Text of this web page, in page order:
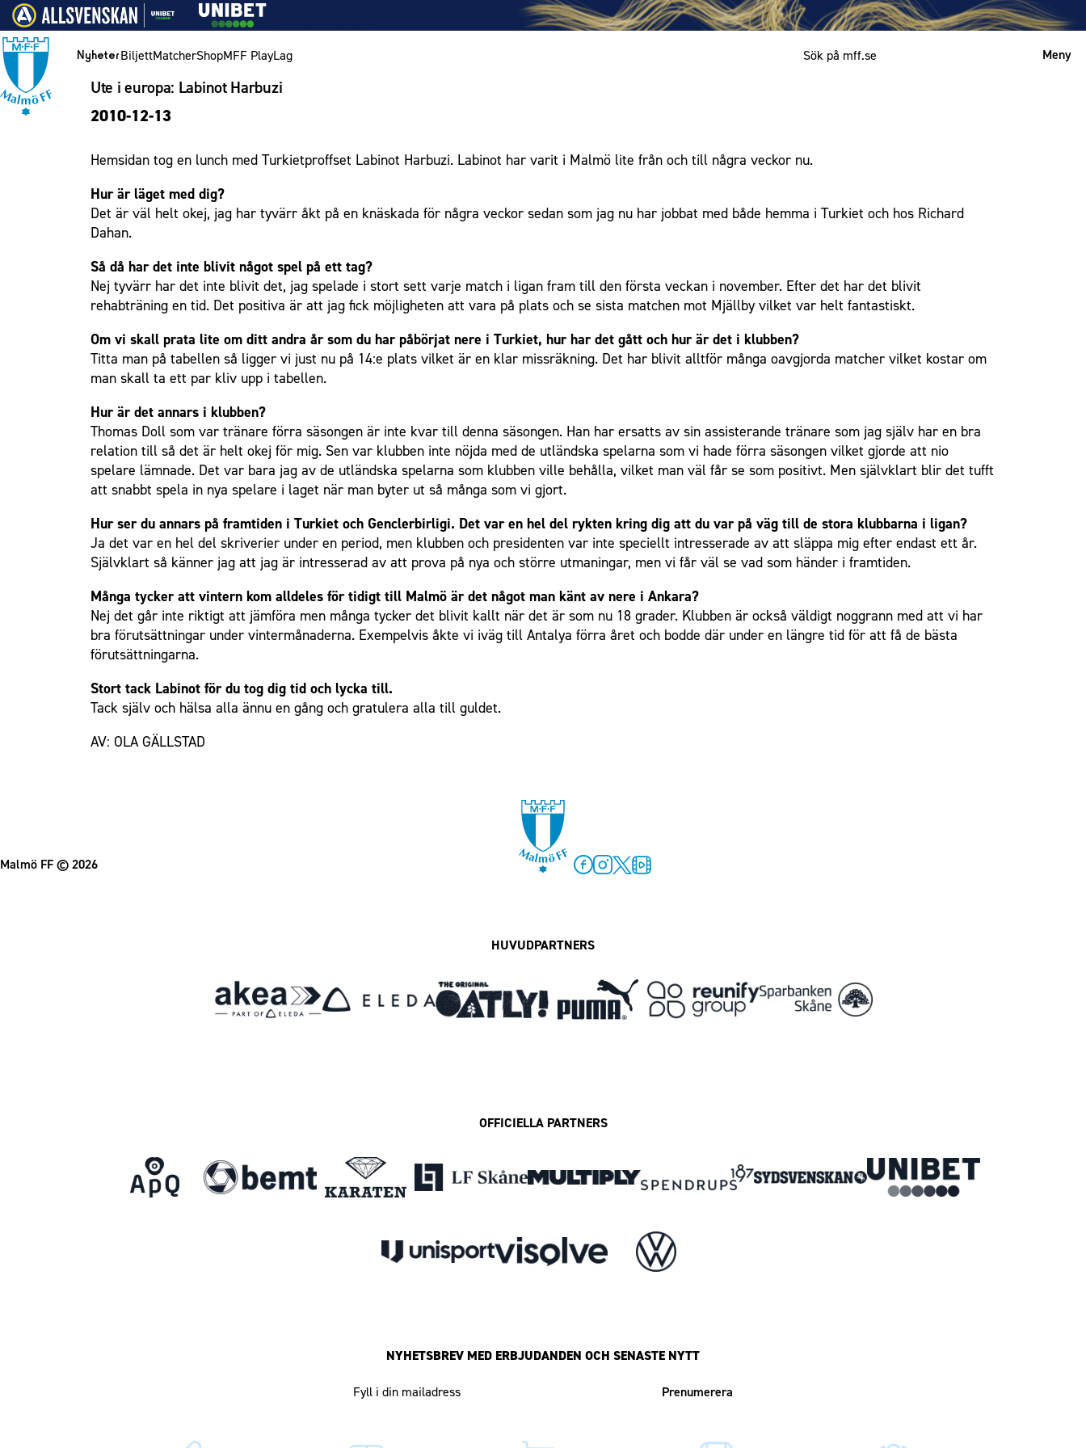
Vidare till innehållet
NyheterBiljettMatcherShopMFF PlayLag Meny
Nyheter
Nyheter
Kalender
Biljett
Årskort herr
Mitt MFF
Biljetter till bortamatcher
Biljettvillkor
Lag och spelare
Lag
Herrlaget
Ledarstab
Damlaget
Spelare
Medlem
Medlemskap i Malmö FF
Årsmöte 2026
MFF Ungdom
Sommarfotboll
Fotbollsskolan
Fotbollsnätverket
P19
P17
F17
Bli företagspartner
Nätverket
Partner dam
Eleda Stadion
Eleda Stadion
Erics Bar & Restaurang
MFF-museet & rundvandringar
1910 Event
Fest & Event
Möte
Mässa
Sommarfest
Inspiration
Vanliga frågor om 1910 Event
Hållbarhet
Hållbarhet
Himmelsblå framtid – en match för miljön
Laget för alla
Nattfotboll
Himmelsblå Tillsammans
Grundskolefotboll mot rasismer
Skolakademier
Om Malmö FF
Om Malmö FF
Kontakt
Historik – herrlaget
Historik – damlaget
Närstående organisationer
Personuppgiftspolicy
Ute i europa: Labinot Harbuzi
2010-12-13
Hemsidan tog en lunch med Turkietproffset Labinot Harbuzi. Labinot har varit i Malmö lite från och till några veckor nu.
Hur är läget med dig?
Det är väl helt okej, jag har tyvärr åkt på en knäskada för några veckor sedan som jag nu har jobbat med både hemma i Turkiet och hos Richard
Dahan.
Så då har det inte blivit något spel på ett tag?
Nej tyvärr har det inte blivit det, jag spelade i stort sett varje match i ligan fram till den första veckan i november. Efter det har det blivit
rehabträning en tid. Det positiva är att jag fick möjligheten att vara på plats och se sista matchen mot Mjällby vilket var helt fantastiskt.
Om vi skall prata lite om ditt andra år som du har påbörjat nere i Turkiet, hur har det gått och hur är det i klubben?
Titta man på tabellen så ligger vi just nu på 14:e plats vilket är en klar missräkning. Det har blivit alltför många oavgjorda matcher vilket kostar om
man skall ta ett par kliv upp i tabellen.
Hur är det annars i klubben?
Thomas Doll som var tränare förra säsongen är inte kvar till denna säsongen. Han har ersatts av sin assisterande tränare som jag själv har en bra
relation till så det är helt okej för mig. Sen var klubben inte nöjda med de utländska spelarna som vi hade förra säsongen vilket gjorde att nio
spelare lämnade. Det var bara jag av de utländska spelarna som klubben ville behålla, vilket man väl får se som positivt. Men självklart blir det tufft
att snabbt spela in nya spelare i laget när man byter ut så många som vi gjort.
Hur ser du annars på framtiden i Turkiet och Genclerbirligi. Det var en hel del rykten kring dig att du var på väg till de stora klubbarna i ligan?
Ja det var en hel del skriverier under en period, men klubben och presidenten var inte speciellt intresserade av att släppa mig efter endast ett år.
Självklart så känner jag att jag är intresserad av att prova på nya och större utmaningar, men vi får väl se vad som händer i framtiden.
Många tycker att vintern kom alldeles för tidigt till Malmö är det något man känt av nere i Ankara?
Nej det går inte riktigt att jämföra men många tycker det blivit kallt när det är som nu 18 grader. Klubben är också väldigt noggrann med att vi har
bra förutsättningar under vintermånaderna. Exempelvis åkte vi iväg till Antalya förra året och bodde där under en längre tid för att få de bästa
förutsättningarna.
Stort tack Labinot för du tog dig tid och lycka till.
Tack själv och hälsa alla ännu en gång och gratulera alla till guldet.
AV: OLA GÄLLSTAD
Malmö FF© 2026
HUVUDPARTNERS
OFFICIELLA PARTNERS
NYHETSBREV MED ERBJUDANDEN OCH SENASTE NYTT